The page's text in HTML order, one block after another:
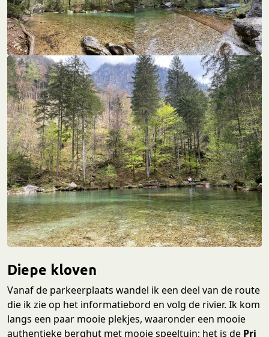
Diepe kloven
Vanaf de parkeerplaats wandel ik een deel van de route
die ik zie op het informatiebord en volg de rivier. Ik kom
langs een paar mooie plekjes, waaronder een mooie
authentieke berghut met mooie speeltuin; het is de Pri